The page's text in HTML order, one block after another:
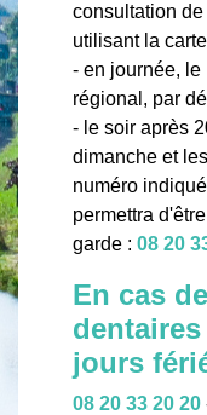
consultation
utilisant la
- en journée, le
régional, par
- le soir après
dimanche et
numéro
permettra
garde : 08 20
En cas
jours
08 20 33 20 20